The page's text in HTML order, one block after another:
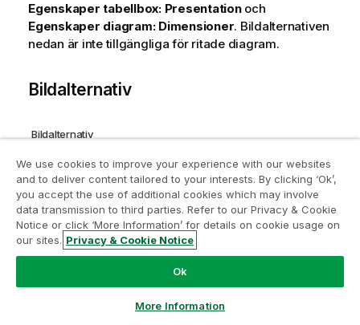
Egenskaper tabellbox: Presentationoch
Egenskaper diagram: Dimensioner. Bildalternativen
nedan är inte tillgängliga för ritade diagram.
Bildalternativ
Bildalternativ
Alternativ Beskrivning
Representation
Följande alternativ ges:
Text
När du väljer detta alternativ
kommer uttrycksvärdena alltid
att tolkas och visas som text.
försöker QlikView tolka varje
Gå med i programmet Analytics
Modernization
Modernisera utan att kompromissa med dina värdefulla
QlikView-appar med programmet för
analysmodernisering.
ampquestions@qlik.com
We use cookies to improve your experience with our websites
and to deliver content tailored to your interests. By clicking ‘Ok’,
you accept the use of additional cookies which may involve
data transmission to third parties. Refer to our Privacy & Cookie
Notice or click ‘More Information’ for details on cookie usage on
our sites. Privacy & Cookie Notice
Ok
More Information